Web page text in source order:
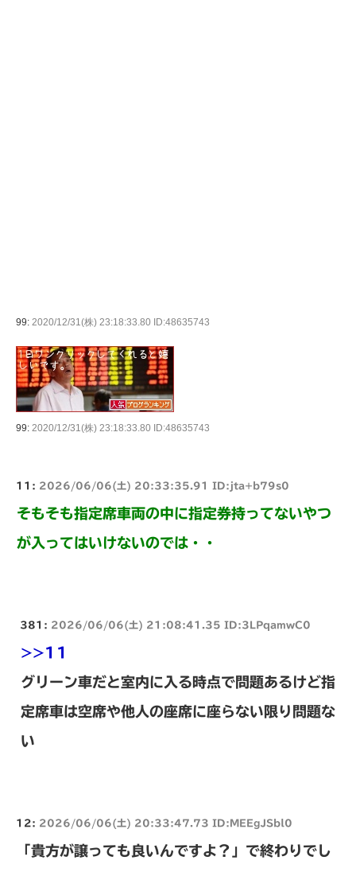
99: 2020/12/31(株) 23:18:33.80 ID:48635743
99: 2020/12/31(株) 23:18:33.80 ID:48635743
11: 2026/06/06(土) 20:33:35.91 ID:jta+b79s0
そもそも指定席車両の中に指定券持ってないやつ
が入ってはいけないのでは・・
381: 2026/06/06(土) 21:08:41.35 ID:3LPqamwC0
>>11
グリーン車だと室内に入る時点で問題あるけど指
定席車は空席や他人の座席に座らない限り問題な
い
12: 2026/06/06(土) 20:33:47.73 ID:MEEgJSbl0
「貴方が譲っても良いんですよ？」で終わりでし